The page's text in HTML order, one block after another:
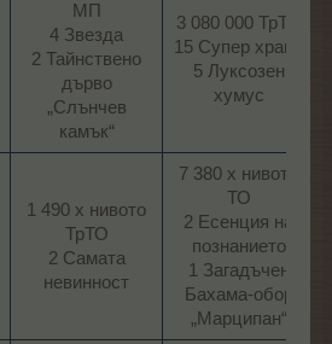
МП
4 Звезда
2 Тайнствено
дърво
„Слънчев
камък“​
3 080 000 ТрТО
15 Супер храна
5 Луксозен
хумус​
1 490 х нивото
ТрТО
2 Самата
невинност​
7 380 х нивото
ТО
2 Есенция на
познанието
1 Загадъчен
Бахама-обор
„Марципан“​